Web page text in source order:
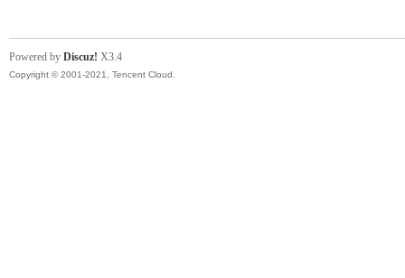
Powered by Discuz! X3.4
Copyright © 2001-2021, Tencent Cloud.